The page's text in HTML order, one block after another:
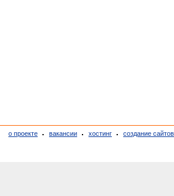
о проекте вакансии хостинг создание сайтов